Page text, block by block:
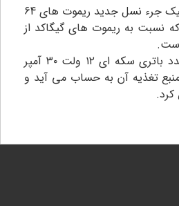
ریموت کنترل تراکد کلاسیک جرء نسل جدید ریموت های 64
نسبت به ریموت های گیگاکد از
است.
داخل این ریموت یک عدد باتری سکه ای ۱۲ ولت ۳۰ آمپر
تغذیه آن به حساب می آید و
کرد.